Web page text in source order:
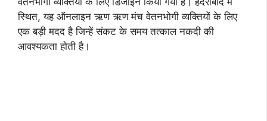
स्थित, यह ऑनलाइन ऋण ऋण मंच वेतनभोगी व्यक्तियों के लिए
एक बड़ी मदद है जिन्हें संकट के समय तत्काल नकदी की
आवश्यकता होती है।